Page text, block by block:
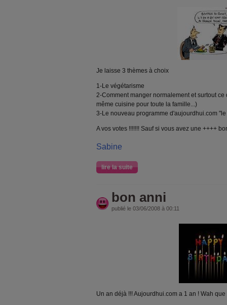
Je laisse 3 thèmes à choix
1-Le végétarisme
2-Comment manger normalement et surtout
même cuisine pour toute la famille...)
3-Le nouveau programme d'aujourdhui.com
A vos votes !!!!!!! Sauf si vous avez une ++++
Sabine
lire la suite
bon anni
publié le 03/06/2008 à 00:11
Un an déjà !!! Aujourdhui.com a 1 an ! Wah